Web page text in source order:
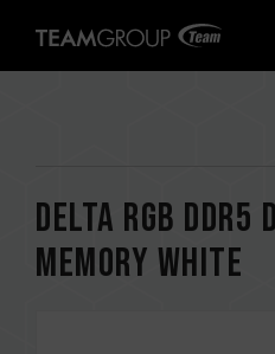
DELTA RGB DDR5
MEMORY WHITE